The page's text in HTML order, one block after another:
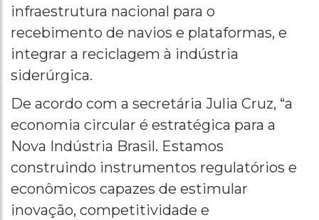
infraestrutura nacional para o
recebimento de navios e plataformas, e
integrar a reciclagem à indústria
siderúrgica.
De acordo com a secretária Julia Cruz, “a
economia circular é estratégica para a
Nova Indústria Brasil. Estamos
construindo instrumentos regulatórios e
econômicos capazes de estimular
inovação, competitividade e